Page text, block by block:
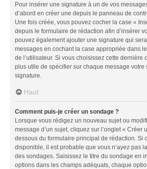
Pour insérer une signature à un de vos
d’abord en créer une depuis le panneau de
Une fois créée, vous pouvez cocher la case «
depuis le formulaire de rédaction afin d’insérer
pouvez également ajouter une signature qui
messages en cochant la case appropriée dans
de l’utilisateur. Si vous choisissez cette dernière
plus utile de spécifier sur chaque message votre
signature.
Haut
Comment puis-je créer un sondage ?
Lorsque vous rédigez un nouveau sujet ou
message d’un sujet, cliquez sur l’onglet « Créer
dessous du formulaire principal de rédaction. Si
disponible, il est probable que vous n’ayez pas
des sondages. Saisissez le titre du sondage en
options dans les champs adéquats, chaque